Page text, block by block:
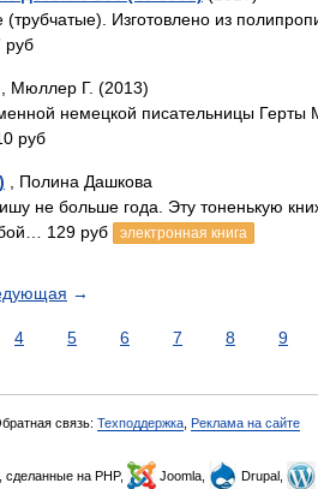
(трубчатые). Изготовлено из
руб
, Мюллер Г. (2013)
немецкой писательницы
руб
, Полина Дашкова
не больше года. Эту тоненькую
129 руб
электронная книга
→
4 5 6 7 8 9
связь: Техподдержка Реклама на сайте
, сделанные на PHP, Joomla, Drupal,